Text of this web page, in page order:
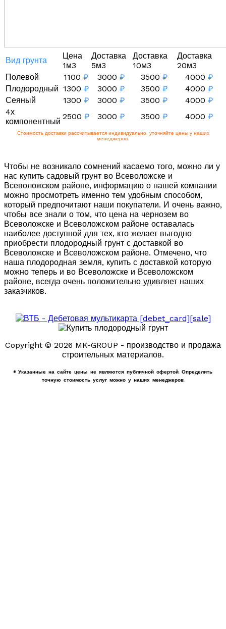
Вид грунта
Цена
1м3
Доставка
5м3
Доставка
10м3
Доставка
20м3
Полевой
1100 ₽ 3000 ₽ 3500 ₽ 4000 ₽
Плодородный 1300 ₽ 3000 ₽ 3500 ₽ 4000 ₽
Сеяный
1300 ₽ 3000 ₽ 3500 ₽ 4000 ₽
4х
компонентный
2500 ₽ 3000 ₽ 3500 ₽ 4000 ₽
Стоимость доставки рассчитывается индивидуально, уточняйте цены у наших
менеджеров.
Чтобы не возникало сомнений касаемо того, можно ли у
нас купить садовый грунт во Всеволожске и
Всеволожском районе, информацию о нашей компании
можно просмотреть именно тем удобным способом,
который предпочитают наши покупатели. И очень важно,
чтобы все знали о том, что цена на чернозем во
Всеволожске и Всеволожском районе оставалась
наиболее доступной для тех, кто желает выгодно
приобрести плодородный грунт с доставкой во
Всеволожске и Всеволожском районе. Отмечено, что
наша плодородная земля, купить с доставкой которую
можно теперь и во Всеволожске и Всеволожском
районе, всегда очень положительно удивляет наших
заказчиков.
Copyright © 2026 MK-GROUP - производство и продажа
строительных материалов.
* Указанные на сайте цены не являются публичной офертой. Определить
точную стоимость услуг можно у наших менеджеров.